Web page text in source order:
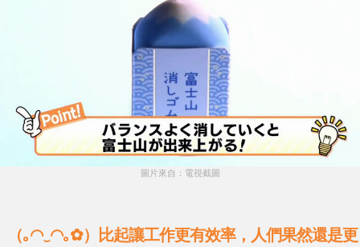
圖片來自：電視截圖
（｡◠‿◠｡✿）比起讓工作更有效率，人們果然還是更